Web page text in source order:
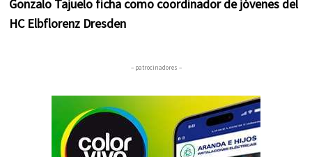
Gonzalo Tajuelo ficha como coordinador de jóvenes del
HC Elbflorenz Dresden
– patrocinadores –